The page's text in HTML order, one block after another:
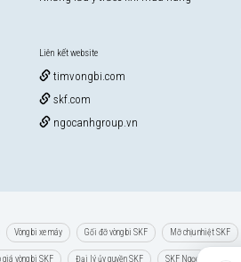
Liên kết website
timvongbi.com
skf.com
ngocanhgroup.vn
Vòng bi xe máy Gối đỡ vòng bi SKF Mỡ chịu nhiệt SKF
giá vòng bi SKF Đại lý ủy quyền SKF SKF Ngọc Anh